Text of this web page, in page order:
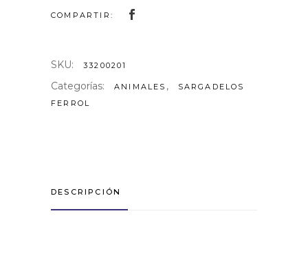
COMPARTIR:
SKU: 33200201
Categorías: ANIMALES ,
SARGADELOS
FERROL
DESCRIPCIÓN